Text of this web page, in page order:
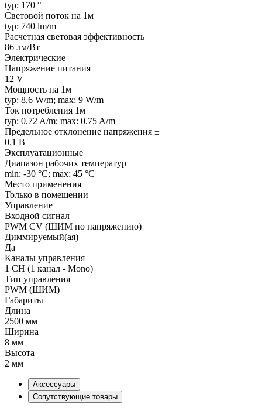
typ: 170 °
Световой поток на 1м
typ: 740 lm/m
Расчетная световая эффективность
86 лм/Вт
Электрические
Напряжение питания
12 V
Мощность на 1м
typ: 8.6 W/m; max: 9 W/m
Ток потребления 1м
typ: 0.72 A/m; max: 0.75 A/m
Предельное отклонение напряжения ±
0.1 В
Эксплуатационные
Диапазон рабочих температур
min: -30 °C; max: 45 °C
Место применения
Только в помещении
Управление
Входной сигнал
PWM СV (ШИМ по напряжению)
Диммируемый(ая)
Да
Каналы управления
1 CH (1 канал - Mono)
Тип управления
PWM (ШИМ)
Габариты
Длина
2500 мм
Ширина
8 мм
Высота
2 мм
Аксессуары
Сопутствующие товары